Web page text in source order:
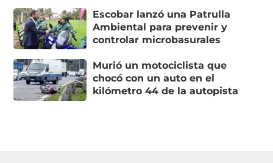
Escobar lanzó una Patrulla
Ambiental para prevenir y
controlar microbasurales
Murió un motociclista que
chocó con un auto en el
kilómetro 44 de la autopista